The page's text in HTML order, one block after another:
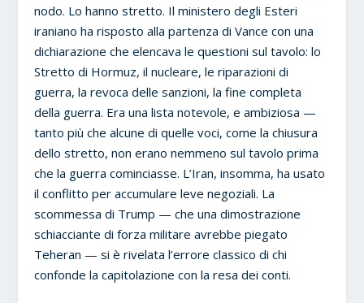
nodo. Lo hanno stretto. Il ministero degli Esteri
iraniano ha risposto alla partenza di Vance con una
dichiarazione che elencava le questioni sul tavolo: lo
Stretto di Hormuz, il nucleare, le riparazioni di
guerra, la revoca delle sanzioni, la fine completa
della guerra. Era una lista notevole, e ambiziosa —
tanto più che alcune di quelle voci, come la chiusura
dello stretto, non erano nemmeno sul tavolo prima
che la guerra cominciasse. L’Iran, insomma, ha usato
il conflitto per accumulare leve negoziali. La
scommessa di Trump — che una dimostrazione
schiacciante di forza militare avrebbe piegato
Teheran — si è rivelata l’errore classico di chi
confonde la capitolazione con la resa dei conti.